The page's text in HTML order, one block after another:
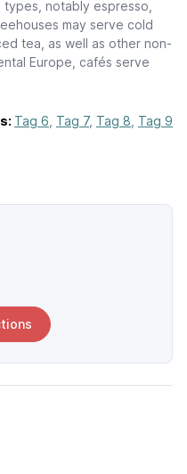
notably espresso,
may serve cold
tea, as well as other non-
Europe, cafés serve
Tag 6 Tag 7, Tag 8 Tag 9